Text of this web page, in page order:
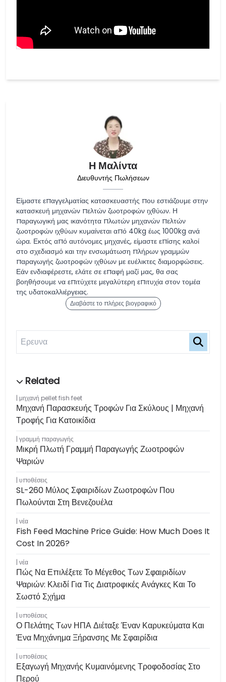
Η Μαλίντα
Διευθυντής Πωλήσεων
Είμαστε επαγγελματίας κατασκευαστής που εστιάζουμε στην
κατασκευή μηχανών πελτών ζωοτροφών ιχθύων. Η
παραγωγική μας ικανότητα πλωτών μηχανών πελτών
ζωοτροφών ιχθύων κυμαίνεται από 40kg έως 1000kg ανά
ώρα. Εκτός από αυτόνομες μηχανές, είμαστε επίσης καλοί
στο σχεδιασμό και την ενσωμάτωση πλήρων γραμμών
παραγωγής ζωοτροφών ιχθύων με ευέλικτες διαμορφώσεις.
Εάν ενδιαφέρεστε, ελάτε σε επαφή μαζί μας, θα σας
βοηθήσουμε να επιτύχετε μεγαλύτερη επιτυχία στον τομέα
της υδατοκαλλιέργειας.
Διαβάστε το πλήρες βιογραφικό
μηχανή pellet fish feet
Μηχανή Παρασκευής Τροφών Για Σκύλους | Μηχανή
Τροφής Για Κατοικίδια
γραμμή παραγωγής
Μικρή Πλωτή Γραμμή Παραγωγής Ζωοτροφών
Ψαριών
υποθέσεις
SL-260 Μύλος Σφαιριδίων Ζωοτροφών Που
Πωλούνται Στη Βενεζουέλα
νέα
Fish Feed Machine Price Guide: How Much Does It
Cost In 2026?
νέα
Πώς Να Επιλέξετε Το Μέγεθος Των Σφαιριδίων
Ψαριών: Κλειδί Για Τις Διατροφικές Ανάγκες Και Το
Σωστό Σχήμα
υποθέσεις
Ο Πελάτης Των ΗΠΑ Διέταξε Έναν Καρυκεύματα Και
Ένα Μηχάνημα Ξήρανσης Με Σφαιρίδια
υποθέσεις
Εξαγωγή Μηχανής Κυμαινόμενης Τροφοδοσίας Στο
Περού